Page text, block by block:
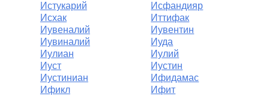
Истукарий
Исфандияр
Исхак
Иттифак
Иувеналий
Иувентин
Иувиналий
Иуда
Иулиан
Иулий
Иуст
Иустин
Иустиниан
Ифидамас
Ификл
Ифит